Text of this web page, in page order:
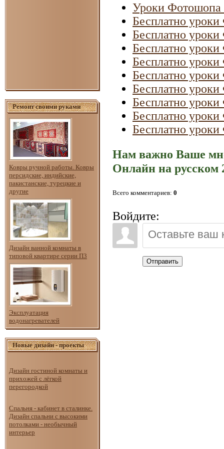
Ремонт своими руками
Ковры ручной работы. Ковры
персидские, индийские,
пакистанские, турецкие и
другие
Дизайн ванной комнаты в
типовой квартире серии П3
Эксплуатация
водонагревателей
Новые дизайн - проекты
Дизайн гостиной комнаты и
прихожей с лёгкой
перегородкой
Спальня - кабинет в сталинке.
Дизайн спальни с высокими
потолками - необычный
интерьер
Уроки Фотошопа
Бесплатно
Бесплатно
Бесплатно
Бесплатно
Бесплатно
Бесплатно
Бесплатно
Бесплатно
Бесплатно
Нам важно Ваше
Онлайн на русском
Всего комментариев: 0
Войдите:
Отправить